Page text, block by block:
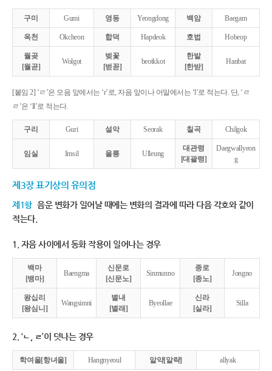
구미 Gumi 영동 Yeongdong 백암 Baegam
옥천 Okcheon 합덕 Hapdeok 호법 Hobeop
월곶
[월곧]
Wolgot
벚꽃
[벋꼳]
beotkkot
한밭
[한받]
Hanbat
[붙임 2] ‘ㄹ’은 모음 앞에서는 ‘r’로, 자음 앞이나 어말에서는 ‘l’로 적는다. 단, ‘ㄹ
ㄹ’은 ‘ll’로 적는다.
구리 Guri 설악 Seorak 칠곡 Chilgok
임실 Imsil 울릉 Ulleung
대관령
[대괄령]
Daegwallyeon
g
제3장 표기상의 유의점
제1항 음운 변화가 일어날 때에는 변화의 결과에 따라 다음 각호와 같이
적는다.
1. 자음 사이에서 동화 작용이 일어나는 경우
백마
[뱅마]
Baengma
신문로
[신문노]
Sinmunno
종로
[종노]
Jongno
왕십리
[왕심니]
Wangsimni
별내
[별래]
Byeollae
신라
[실라]
Silla
2. ‘ㄴ, ㄹ’이 덧나는 경우
학여울[항녀울] Hangnyeoul 알약[알략] allyak